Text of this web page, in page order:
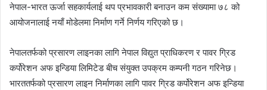
नेपाल-भारत ऊर्जा सहकार्यलाई थप प्रभावकारी बनाउन कम संख्यामा ७८ को
आयोजनालाई नयाँ मोडेलमा निर्माण गर्ने निर्णय गरिएको छ।
नेपालतर्फको प्रसारण लाइनका लागि नेपाल विद्युत प्राधिकरण र पावर ग्रिड
कर्पोरेशन अफ इन्डिया लिमिटेड बीच संयुक्त उपक्रम कम्पनी गठन गरिनेछ।
भारततर्फको प्रसारण लाइन निर्माणका लागि पावर ग्रिड कर्पोरेशन अफ इन्डिया